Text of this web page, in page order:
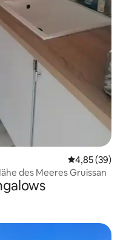
4,85 (39)
des Meeres Gruissan